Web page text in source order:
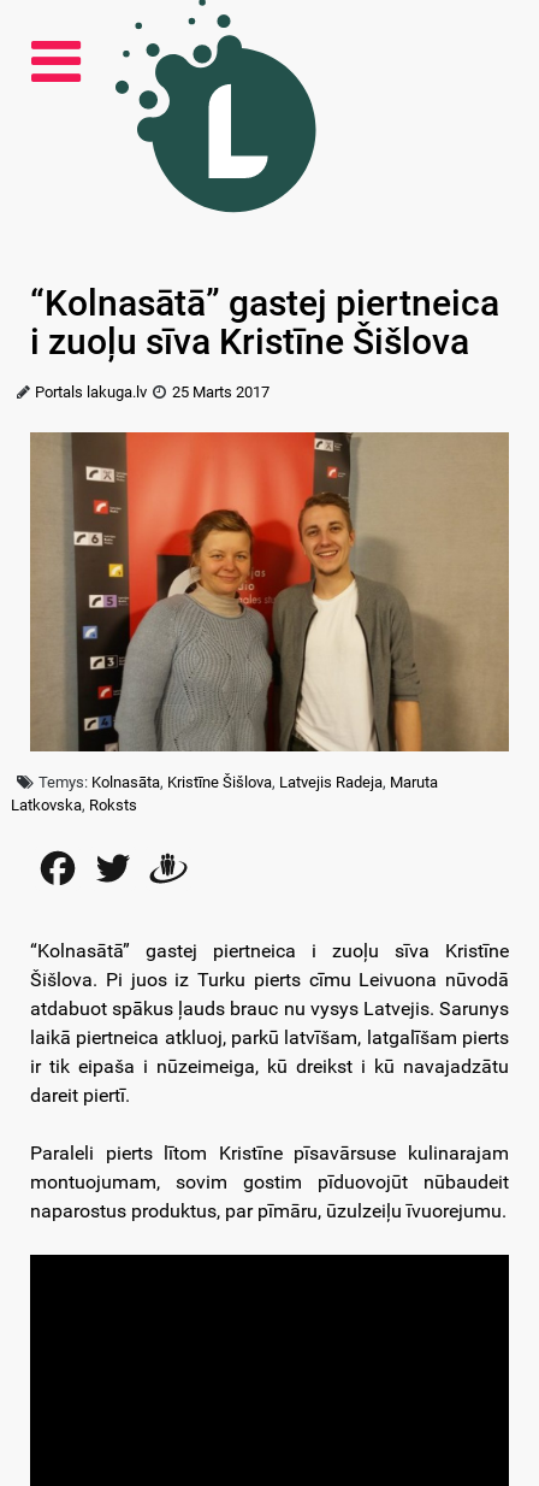
“Kolnasātā” gastej piertneica
i zuoļu sīva Kristīne Šišlova
Portals lakuga.lv 25 Marts 2017
Temys: Kolnasāta, Kristīne Šišlova, Latvejis Radeja, Maruta
Latkovska, Roksts
FacebookTwitter
“Kolnasātā” gastej piertneica i zuoļu sīva Kristīne
Šišlova. Pi juos iz Turku pierts cīmu Leivuona nūvodā
atdabuot spākus ļauds brauc nu vysys Latvejis. Sarunys
laikā piertneica atkluoj, parkū latvīšam, latgalīšam pierts
ir tik eipaša i nūzeimeiga, kū dreikst i kū navajadzātu
dareit piertī.
Paraleli pierts lītom Kristīne pīsavārsuse kulinarajam
montuojumam, sovim gostim pīduovojūt nūbaudeit
naparostus produktus, par pīmāru, ūzulzeiļu īvuorejumu.